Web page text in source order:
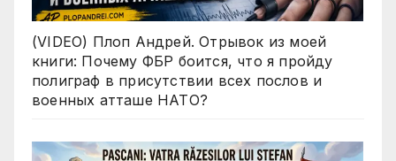
(VIDEO) Плоп Андрей. Отрывок из моей
книги: Почему ФБР боится, что я пройду
полиграф в присутствии всех послов и
военных атташе НАТО?